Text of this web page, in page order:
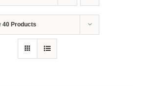
40 Products